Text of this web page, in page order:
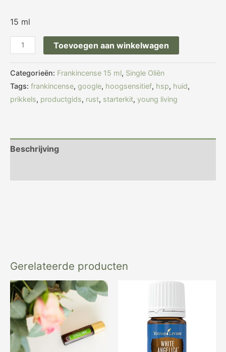
15 ml
Toevoegen aan winkelwagen
Categorieën: Frankincense 15 ml, Single Oliën
Tags: frankincense, google, hoogsensitief, hsp, huid,
prikkels, productgids, rust, starterkit, young living
Beschrijving
Gerelateerde producten